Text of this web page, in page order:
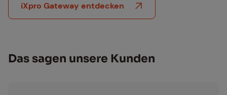
iX­pro Gate­way entdecken
Das sa­gen un­se­re Kun­den